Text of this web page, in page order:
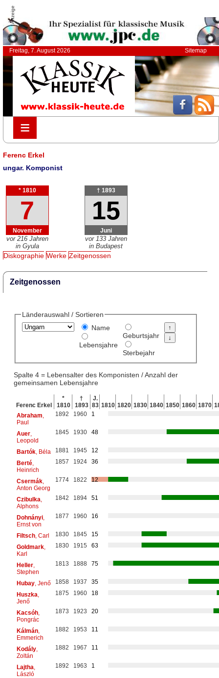
Anzeige
Freitag, 7. August 2026 Sitemap
≡
≡
Ferenc Erkel
ungar. Komponist
* 1810
7
November
vor 216 Jahren
in Gyula
† 1893
15
Juni
vor 133 Jahren
in Budapest
Diskographie Werke Zeitgenossen
Zeitgenossen
Länderauswahl / Sortieren
Name
Lebensjahre
Geburtsjahr
Sterbejahr
Spalte 4 = Lebensalter des Komponisten / Anzahl der
gemeinsamen Lebensjahre
Ferenc Erkel
*
1810
†
1893
J.
83 1810 1820 1830 1840 1850 1860 1870
Abraham
Paul
1892 1960 1
Auer,
Leopold
1845 1930 48
Bartók, Béla 1881 1945
12
Berté,
Heinrich
1857 1924 36
Csermák,
Anton Georg
1774 1822 12
Czibulka
Alphons
1842 1894 51
Dohnányi,
Ernst von
1877 1960 16
Filtsch, Carl 1830 1845
15
Goldmark,
Karl
1830 1915 63
Heller,
Stephen
1813 1888 75
Hubay, Jenő 1858 1937
35
Huszka
Jenő
1875 1960 18
Kacsóh,
Pongrác
1873 1923 20
Kálmán,
Emmerich
1882 1953 11
Kodály,
Zoltán
1882 1967 11
Lajtha
László
1892 1963 1